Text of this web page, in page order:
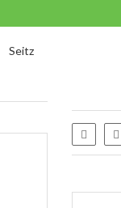
Seitz
Seznam